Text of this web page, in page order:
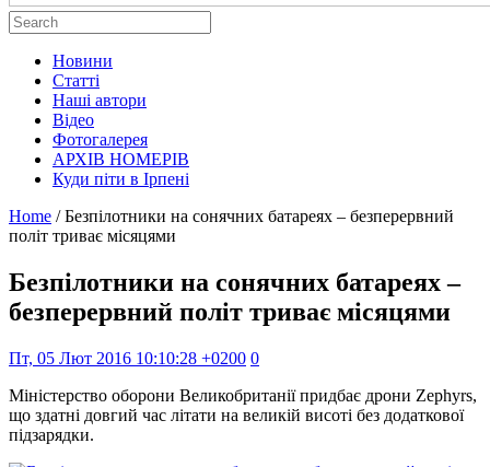
Новини
Статті
Наші автори
Відео
Фотогалерея
АРХІВ НОМЕРІВ
Куди піти в Ірпені
Home / Безпілотники на сонячних батареях – безперервний
політ триває місяцями
Безпілотники на сонячних батареях –
безперервний політ триває місяцями
Пт, 05 Лют 2016 10:10:28 +0200 0
Міністерство оборони Великобританії придбає дрони Zephyrs,
що здатні довгий час літати на великій висоті без додаткової
підзарядки.